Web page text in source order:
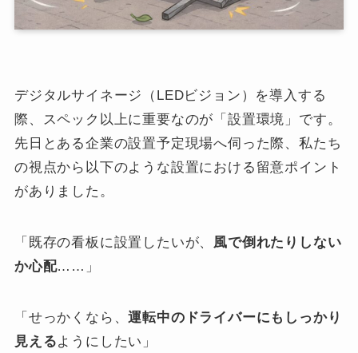
デジタルサイネージ（LEDビジョン）を導入する
際、スペック以上に重要なのが「設置環境」です。
先日とある企業の設置予定現場へ伺った際、私たち
の視点から以下のような設置における留意ポイント
がありました。
「既存の看板に設置したいが、 風で倒れたりしない
か心配……」
「せっかくなら、運転中のドライバーにもしっかり
見えるようにしたい」